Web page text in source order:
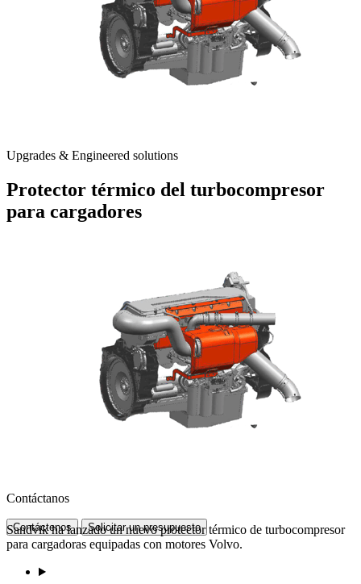
Upgrades & Engineered solutions
Protector térmico del turbocompresor
para cargadores
Contáctanos
Contáctenos Solicitar un presupuesto
Sandvik ha lanzado un nuevo protector térmico de turbocompresor
para cargadoras equipadas con motores Volvo.